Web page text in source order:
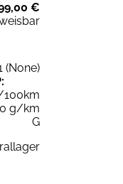
€
(None)
100km
g/km
G